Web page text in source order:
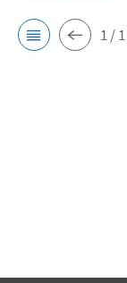
1 / 1